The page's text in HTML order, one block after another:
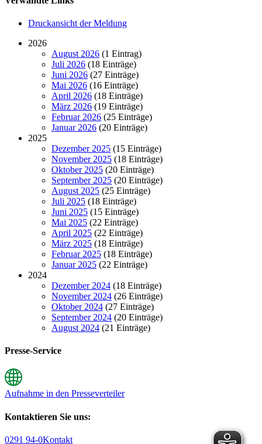
Druckansicht der Meldung
2026
August 2026 (1 Eintrag)
Juli 2026 (18 Einträge)
Juni 2026 (27 Einträge)
Mai 2026 (16 Einträge)
April 2026 (18 Einträge)
März 2026 (19 Einträge)
Februar 2026 (25 Einträge)
Januar 2026 (20 Einträge)
2025
Dezember 2025 (15 Einträge)
November 2025 (18 Einträge)
Oktober 2025 (20 Einträge)
September 2025 (20 Einträge)
August 2025 (25 Einträge)
Juli 2025 (18 Einträge)
Juni 2025 (15 Einträge)
Mai 2025 (22 Einträge)
April 2025 (22 Einträge)
März 2025 (18 Einträge)
Februar 2025 (18 Einträge)
Januar 2025 (22 Einträge)
2024
Dezember 2024 (18 Einträge)
November 2024 (26 Einträge)
Oktober 2024 (27 Einträge)
September 2024 (20 Einträge)
August 2024 (21 Einträge)
Presse-Service
Aufnahme in den Presseverteiler
Kontaktieren Sie uns:
0291 94-0Kontakt